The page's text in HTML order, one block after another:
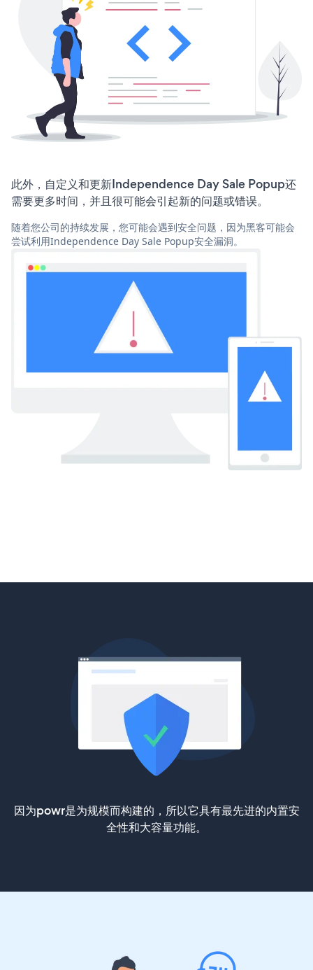
此外，自定义和更新Independence Day Sale Popup还
需要更多时间，并且很可能会引起新的问题或错误。
随着您公司的持续发展，您可能会遇到安全问题，因为黑客可能会
尝试利用Independence Day Sale Popup安全漏洞。
因为powr是为规模而构建的，所以它具有最先进的内置安
全性和大容量功能。